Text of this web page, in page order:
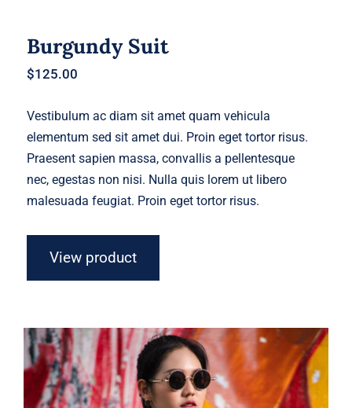
Burgundy Suit
$125.00
Vestibulum ac diam sit amet quam vehicula
elementum sed sit amet dui. Proin eget tortor risus.
Praesent sapien massa, convallis a pellentesque
nec, egestas non nisi. Nulla quis lorem ut libero
malesuada feugiat. Proin eget tortor risus.
View product